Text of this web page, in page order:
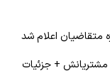
متقاضیان اعلام شد
مشتریانش + جزئیات